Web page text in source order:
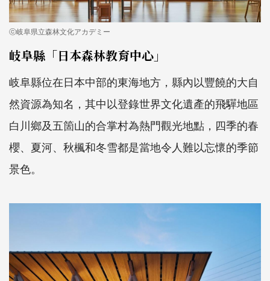
ⓒ岐阜県立森林文化アカデミー
岐阜縣「日本森林教育中心」
岐阜縣位在日本中部的東海地方，縣內以豐饒的大自
然資源為知名，其中以登錄世界文化遺產的飛驒地區
白川鄉及五箇山的合掌村為熱門觀光地點，四季的春
櫻、夏河、秋楓和冬雪都是當地令人難以忘懷的季節
景色。